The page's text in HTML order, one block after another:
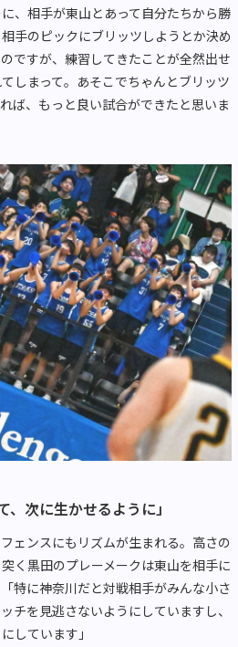
、相手が東山とあって自分たちから勝
手のピックにブリッツしようとか決め
ですが、練習してきたことが全然出せ
しまって。あそこでちゃんとブリッツ
ば、もっと良い試合ができたと思いま
、次に生かせるように」
ェンスにもリズムが生まれる。高さの
く黒田のプレーメークは東山を相手に
特に神奈川だと対戦相手がみんな小さ
チを見逃さないようにしていますし、
しています」